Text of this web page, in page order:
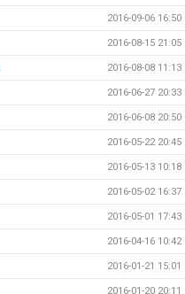
2016-09-06 16:50
2016-08-15 21:05
2016-08-08 11:13
2016-06-27 20:33
2016-06-08 20:50
2016-05-22 20:45
2016-05-13 10:18
2016-05-02 16:37
2016-05-01 17:43
2016-04-16 10:42
2016-01-21 15:01
2016-01-20 20:11